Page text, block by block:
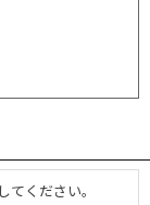
てください。